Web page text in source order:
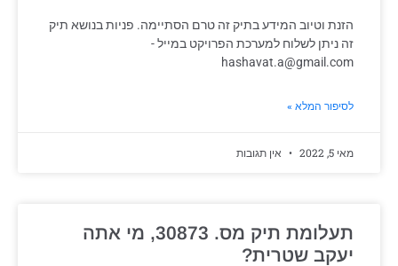
הזנת וטיוב המידע בתיק זה טרם הסתיימה. פניות בנושא תיק
זה ניתן לשלוח למערכת הפרויקט במייל -
hashavat.a@gmail.com
לסיפור המלא »
מאי 5, 2022 אין תגובות
תעלומת תיק מס. 30873, מי אתה
יעקב שטרית?